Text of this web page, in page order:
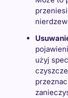
użyj